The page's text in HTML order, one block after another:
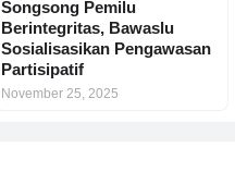
Songsong Pemilu
Berintegritas, Bawaslu
Sosialisasikan Pengawasan
Partisipatif
November 25, 2025